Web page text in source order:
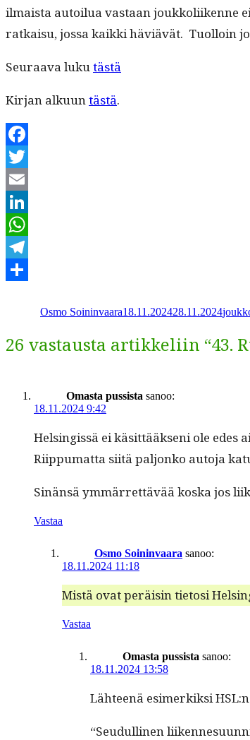
ilmaista autoilua vas­taan joukkoli­ikenne
ratkaisu, jos­sa kaik­ki häviävät. Tuol­loin
Seu­raa­va lukutästä
Kir­jan alku­untästä.
Facebook
Twitter
Email
LinkedIn
WhatsApp
Telegram
Osmo Soininvaara18.11.202428.11.2024
26 vastausta artikkeliin “43.
Omasta pussista sanoo:
18.11.2024 9:42
Helsingis­sä ei käsit­tääk­seni ole
Riip­pumat­ta siitä paljonko auto­ja
Sinän­sä ymmär­ret­tävää kos­ka jos
Vastaa
Osmo Soininvaara sanoo:
18.11.2024 11:18
Mis­tä ovat peräisin tietosi
Vastaa
Omasta pussista sanoo:
18.11.2024 13:58
Läh­teenä esimerkik­si
“Seudulli­nen